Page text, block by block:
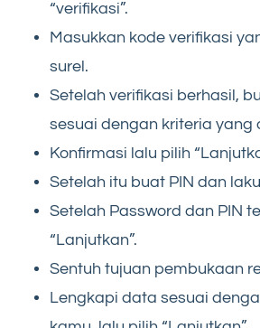
“verifikasi”.
Masukkan kode verifikasi
surel.
Setelah verifikasi berhasil,
sesuai dengan kriteria yang
Konfirmasi lalu pilih
Setelah itu buat PIN dan
Setelah Password dan PIN
“Lanjutkan”.
Sentuh tujuan pembukaan
Lengkapi data sesuai